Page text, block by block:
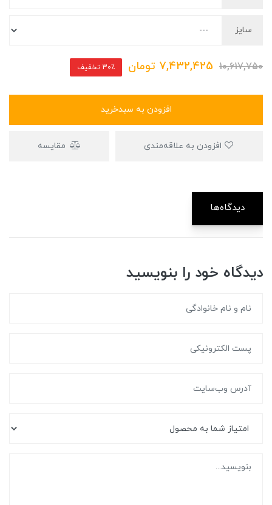
سایز
10,617,750
7,432,425 تومان 30٪ تخفیف
افزودن به سبدخرید
مقایسه
دیدگاه‌ها
دیدگاه خود را بنویسید